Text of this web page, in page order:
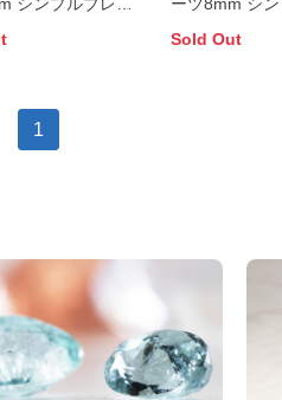
シンプルブレス
ーツ8mm シ
Sold Out
1